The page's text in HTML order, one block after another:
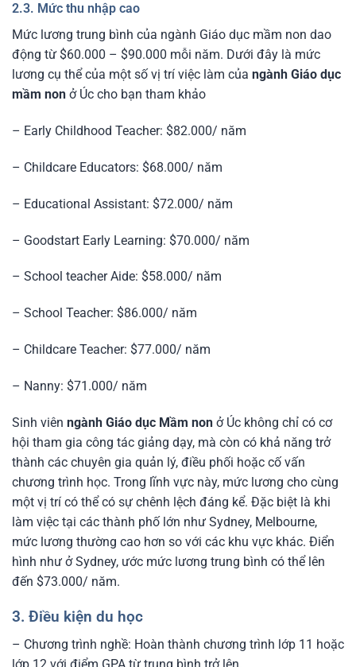
2.3. Mức thu nhập cao
Mức lương trung bình của ngành Giáo dục mầm non dao
động từ $60.000 – $90.000 mỗi năm. Dưới đây là mức
lương cụ thể của một số vị trí việc làm của ngành Giáo dục
mầm non ở Úc cho bạn tham khảo
– Early Childhood Teacher: $82.000/ năm
– Childcare Educators: $68.000/ năm
– Educational Assistant: $72.000/ năm
– Goodstart Early Learning: $70.000/ năm
– School teacher Aide: $58.000/ năm
– School Teacher: $86.000/ năm
– Childcare Teacher: $77.000/ năm
– Nanny: $71.000/ năm
Sinh viên ngành Giáo dục Mầm non ở Úc không chỉ có cơ
hội tham gia công tác giảng dạy, mà còn có khả năng trở
thành các chuyên gia quản lý, điều phối hoặc cố vấn
chương trình học. Trong lĩnh vực này, mức lương cho cùng
một vị trí có thể có sự chênh lệch đáng kể. Đặc biệt là khi
làm việc tại các thành phố lớn như Sydney, Melbourne,
mức lương thường cao hơn so với các khu vực khác. Điển
hình như ở Sydney, ước mức lương trung bình có thể lên
đến $73.000/ năm.
3. Điều kiện du học
– Chương trình nghề: Hoàn thành chương trình lớp 11 hoặc